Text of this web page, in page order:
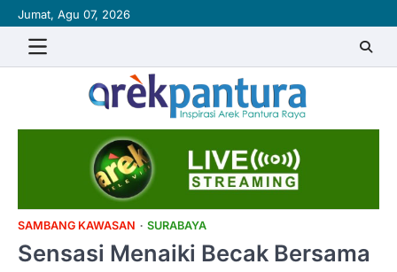
Skip
to
content
Jumat, Agu 07, 2026
SAMBANG KAWASAN SURABAYA
Sensasi Menaiki Becak Bersama